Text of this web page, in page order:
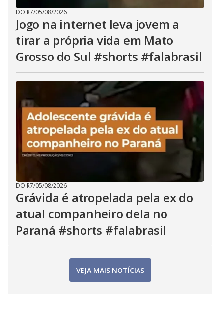
DO R7/05/08/2026
Jogo na internet leva jovem a
tirar a própria vida em Mato
Grosso do Sul #shorts #falabrasil
DO R7/05/08/2026
Grávida é atropelada pela ex do
atual companheiro dela no
Paraná #shorts #falabrasil
VEJA MAIS NOTÍCIAS